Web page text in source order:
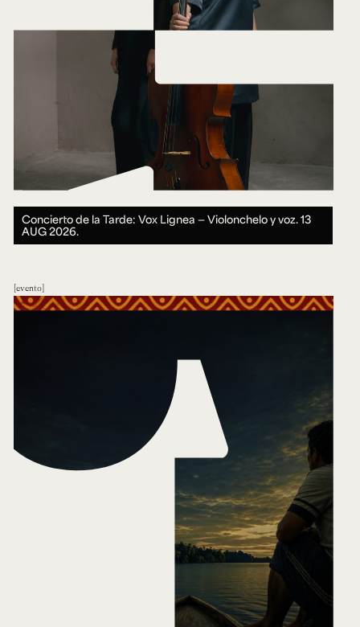
Concierto de la Tarde: Vox Lignea — Violonchelo y voz.13
AUG 2026.
evento